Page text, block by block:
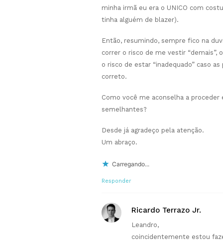
minha irmã eu era o UNICO com
tinha alguém de blazer).
Então, resumindo, sempre fico na
correr o risco de me vestir “demais”,
o risco de estar “inadequado” caso
correto.
Como você me aconselha a proceder
semelhantes?
Desde já agradeço pela atenção.
Um abraço.
Carregando...
Responder
Ricardo Terrazo Jr.
Leandro,
coincidentemente estou